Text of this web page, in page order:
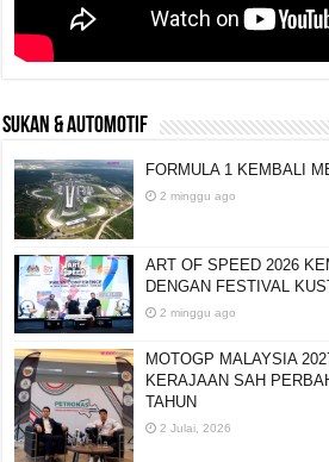
SUKAN & AUTOMOTIF
FORMULA 1 KEMBALI
2 minggu ago
ART OF SPEED 2026
DENGAN FESTIVAL
2 minggu ago
MOTOGP MALAYSIA
KERAJAAN SAH
TAHUN
2 Julai, 2026